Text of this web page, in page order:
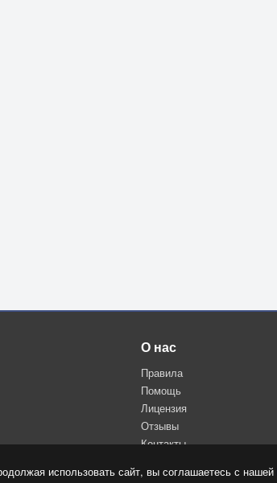
использовать сайт, вы соглашаетесь с нашей
О нас
Правила
Помощь
Лицензия
Отзывы
Контакты